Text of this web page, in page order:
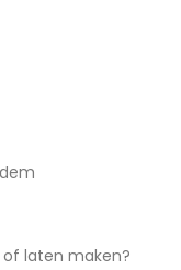
laten maken?